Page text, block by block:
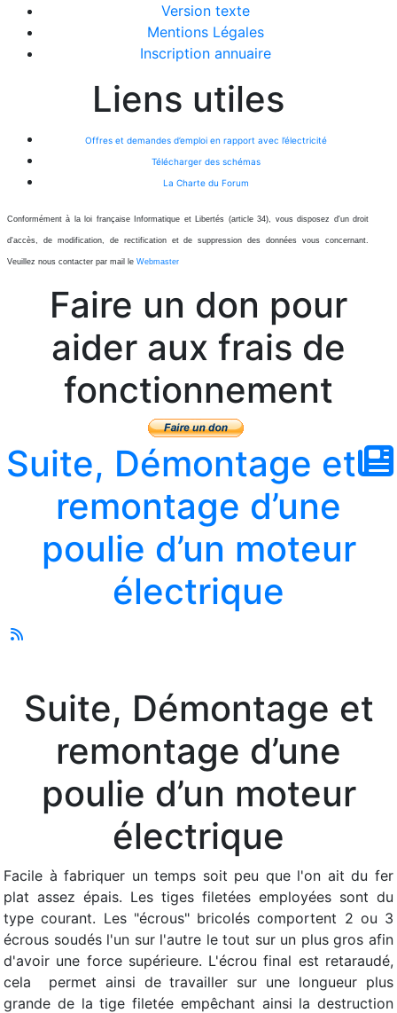
Version texte
Mentions Légales
Inscription annuaire
Liens utiles
Offres et demandes d’emploi en rapport avec l’électricité
Télécharger des schémas
La Charte du Forum
Conformément à la loi française Informatique et Libertés (article 34), vous disposez d'un droit
d'accès, de modification, de rectification et de suppression des données vous concernant.
Veuillez nous contacter par mail le Webmaster
Faire un don pour
aider aux frais de
fonctionnement
Suite, Démontage et
remontage d’une
poulie d’un moteur
électrique
Suite, Démontage et
remontage d’une
poulie d’un moteur
électrique
Facile à fabriquer un temps soit peu que l'on ait du fer
plat assez épais. Les tiges filetées employées sont du
type courant. Les "écrous" bricolés comportent 2 ou 3
écrous soudés l'un sur l'autre le tout sur un plus gros afin
d'avoir une force supérieure. L'écrou final est retaraudé,
cela permet ainsi de travailler sur une longueur plus
grande de la tige filetée empêchant ainsi la destruction